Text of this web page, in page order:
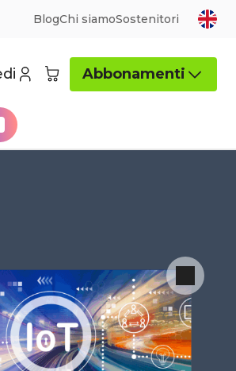
BlogChi siamoSostenitori
Abbonamenti